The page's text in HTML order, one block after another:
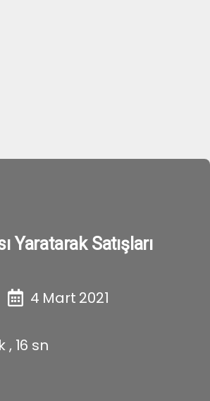
Yaratarak Satışları
4 Mart 2021
, 16 sn